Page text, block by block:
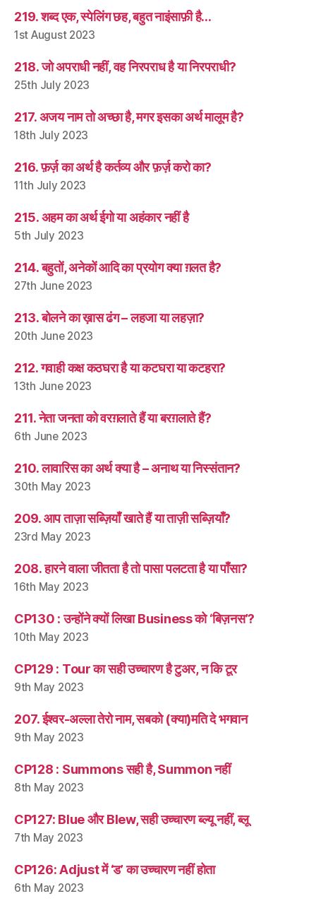
219. शब्द एक, स्पेलिंग छह, बहुत नाइंसाफ़ी है…
1st August 2023
218. जो अपराधी नहीं, वह निरपराध है या निरपराधी?
25th July 2023
217. अजय नाम तो अच्छा है, मगर इसका अर्थ मालूम है?
18th July 2023
216. फ़र्ज़ का अर्थ है कर्तव्य और फ़र्ज़ करो का?
11th July 2023
215. अहम का अर्थ ईगो या अहंकार नहीं है
5th July 2023
214. बहुतों, अनेकों आदि का प्रयोग क्या ग़लत है?
27th June 2023
213. बोलने का ख़ास ढंग – लहजा या लहज़ा?
20th June 2023
212. गवाही कक्ष कठघरा है या कटघरा या कटहरा?
13th June 2023
211. नेता जनता को वरग़लाते हैं या बरग़लाते हैं?
6th June 2023
210. लावारिस का अर्थ क्या है – अनाथ या निस्संतान?
30th May 2023
209. आप ताज़ा सब्ज़ियाँ खाते हैं या ताज़ी सब्ज़ियाँ?
23rd May 2023
208. हारने वाला जीतता है तो पासा पलटता है या पाँसा?
16th May 2023
CP130 : उन्होंने क्यों लिखा Business को ‘बिज़नस’?
10th May 2023
CP129 : Tour का सही उच्चारण है टुअर, न कि टूर
9th May 2023
207. ईश्वर-अल्ला तेरो नाम, सबको (क्या)मति दे भगवान
9th May 2023
CP128 : Summons सही है, Summon नहीं
8th May 2023
CP127: Blue और Blew, सही उच्चारण ब्ल्यू नहीं, ब्लू
7th May 2023
CP126: Adjust में ‘ड’ का उच्चारण नहीं होता
6th May 2023